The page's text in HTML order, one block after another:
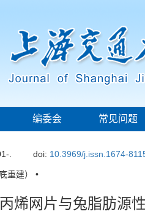
编委会 常见问题
. doi: 10.3969/j.issn.1674-
重建） •
烯网片与兔脂肪源